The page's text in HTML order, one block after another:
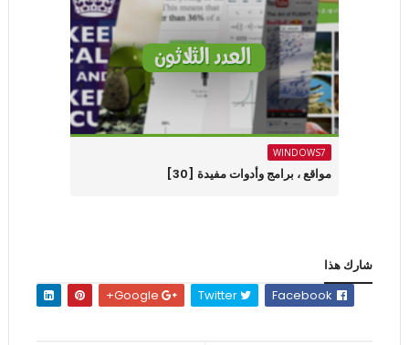
WINDOWS7
مواقع ، برامج وأدوات مفيدة [30]
شارك هذا
Twitter